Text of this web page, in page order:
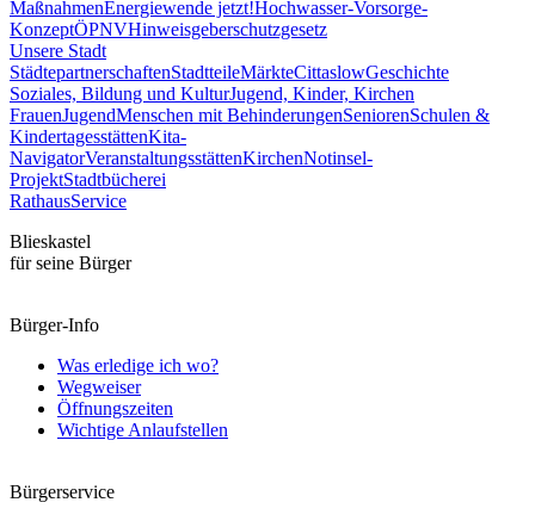
MaßnahmenEnergiewende jetzt!Hochwasser-Vorsorge-
KonzeptÖPNVHinweisgeberschutzgesetz
Unsere Stadt
StädtepartnerschaftenStadtteileMärkteCittaslowGeschichte
Soziales, Bildung und KulturJugend, Kinder, Kirchen
FrauenJugendMenschen mit BehinderungenSeniorenSchulen &
KindertagesstättenKita-
NavigatorVeranstaltungsstättenKirchenNotinsel-
ProjektStadtbücherei
RathausService
Blieskastel
für seine Bürger
Bürger-Info
Was erledige ich wo?
Wegweiser
Öffnungszeiten
Wichtige Anlaufstellen
Bürgerservice